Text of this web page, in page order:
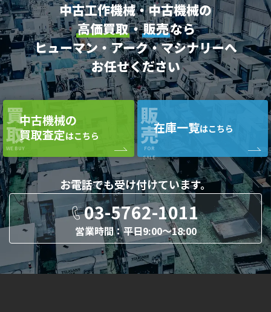
中古工作機械・中古機械の
高価買取・販売なら
ヒューマン・アーク・マシナリーへ
お任せください
買
取
WE BUY
中古機械の
買取査定はこちら
販
売
FOR
SALE
在庫一覧はこちら
お電話でも受け付けています。
03-5762-1011
営業時間：平日9:00〜18:00